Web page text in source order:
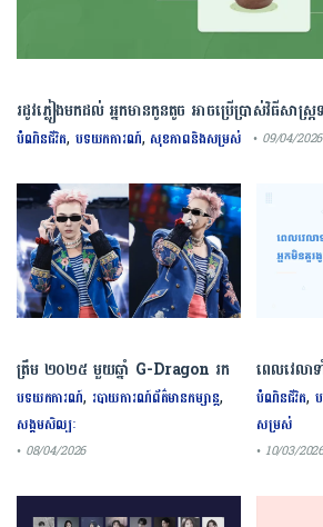
រដូវភ្លៀងមកដល់ អ្នកមានកូនតូច អាចប្រើប្រាស់វិធីសាស្
បែបធម្មជាតិ​
បំណិនជីវិត, បទយកការណ៍, សុខភាពនិងសម្រស់ • 09/04/2026
ត្រឹម ២០២៥ មួយឆ្នាំ G-Dragon រក
ចំណូលបានជាង ៤៤ លានដុល្លារ
បទយកការណ៍, របាយការណ៍ព័ត៌មានកម្សាន្ត,
សង្គមសិល្បៈ
• 08/04/2026
ពេលវេលា
ព្រោះអាច
បំណិនជីវិត,
សម្រស់
• 10/03/